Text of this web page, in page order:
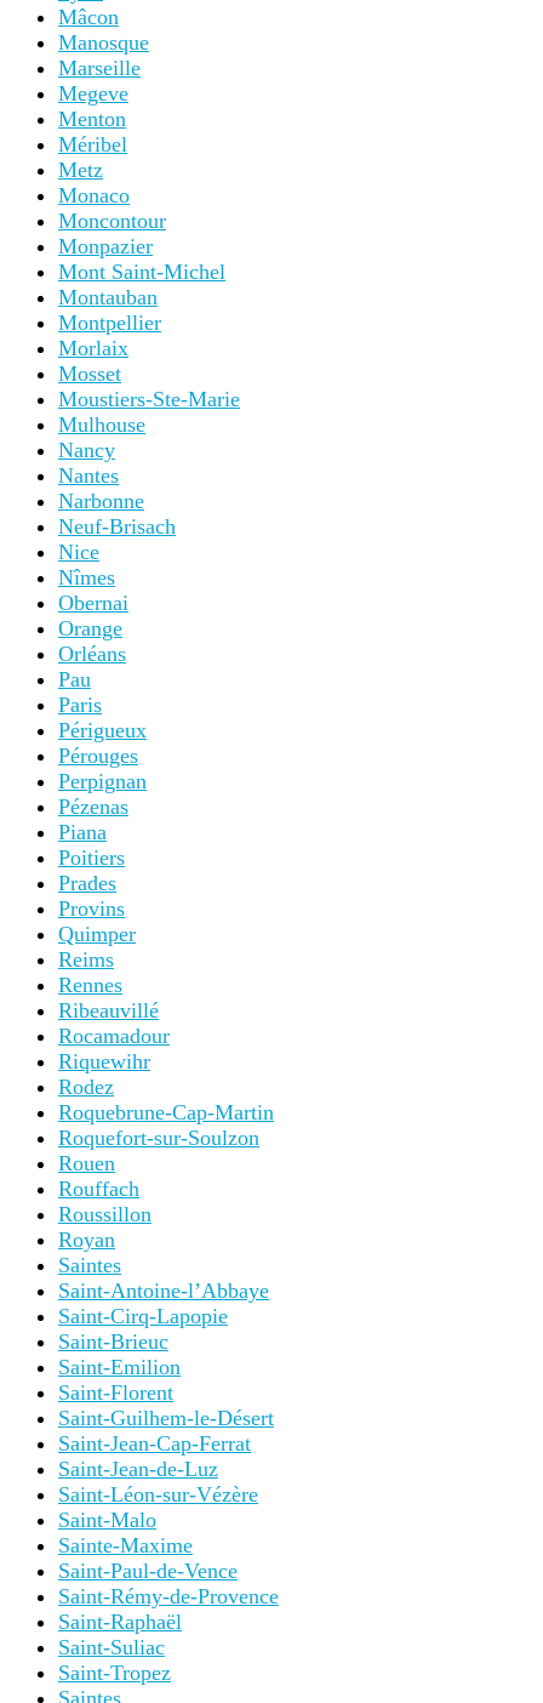
Mâcon
Manosque
Marseille
Megeve
Menton
Méribel
Metz
Monaco
Moncontour
Monpazier
Mont Saint-Michel
Montauban
Montpellier
Morlaix
Mosset
Moustiers-Ste-Marie
Mulhouse
Nancy
Nantes
Narbonne
Neuf-Brisach
Nice
Nîmes
Obernai
Orange
Orléans
Pau
Paris
Périgueux
Pérouges
Perpignan
Pézenas
Piana
Poitiers
Prades
Provins
Quimper
Reims
Rennes
Ribeauvillé
Rocamadour
Riquewihr
Rodez
Roquebrune-Cap-Martin
Roquefort-sur-Soulzon
Rouen
Rouffach
Roussillon
Royan
Saintes
Saint-Antoine-l’Abbaye
Saint-Cirq-Lapopie
Saint-Brieuc
Saint-Emilion
Saint-Florent
Saint-Guilhem-le-Désert
Saint-Jean-Cap-Ferrat
Saint-Jean-de-Luz
Saint-Léon-sur-Vézère
Saint-Malo
Sainte-Maxime
Saint-Paul-de-Vence
Saint-Rémy-de-Provence
Saint-Raphaël
Saint-Suliac
Saint-Tropez
Saintes